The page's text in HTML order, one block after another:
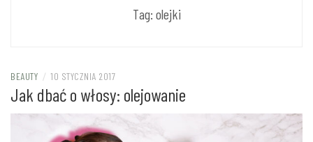
Tag: olejki
BEAUTY / 10 STYCZNIA 2017
Jak dbać o włosy: olejowanie